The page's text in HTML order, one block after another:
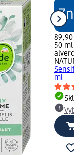
89,90 Kč
50 ml
alverde
Sensitiv
ml